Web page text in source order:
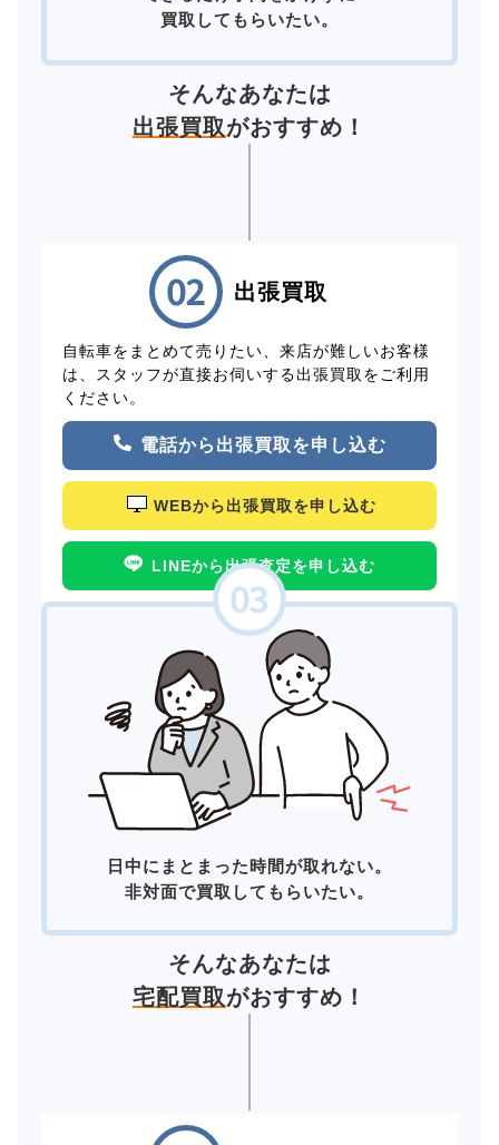
買取してもらいたい。
そんなあなたは
出張買取がおすすめ！
出張買取
自転車をまとめて売りたい、来店が難しいお客様
は、スタッフが直接お伺いする出張買取をご利用
ください。
電話から出張買取を申し込む
WEBから出張買取を申し込む
LINEから出張査定を申し込む
日中にまとまった時間が取れない。
非対面で買取してもらいたい。
そんなあなたは
宅配買取がおすすめ！